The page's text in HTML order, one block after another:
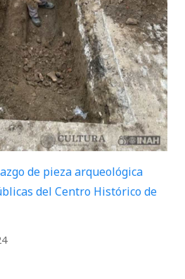
de pieza arqueológica
del Centro Histórico de